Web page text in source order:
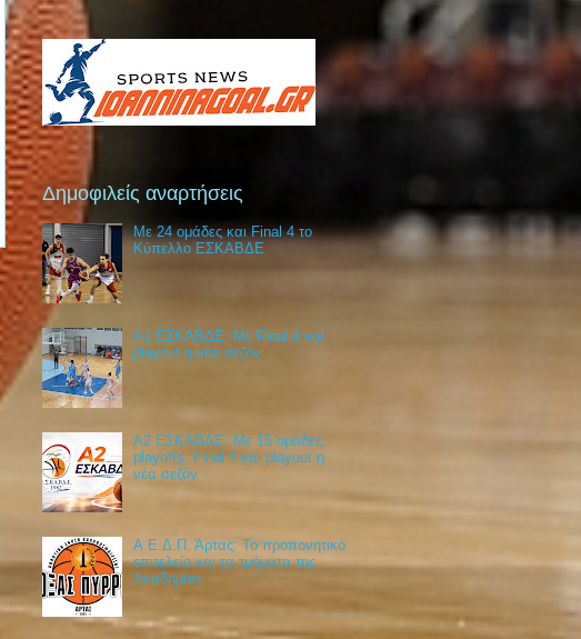
Δημοφιλείς αναρτήσεις
Με 24 ομάδες και Final 4 το
Κύπελλο ΕΣΚΑΒΔΕ
Α1 ΕΣΚΑΒΔΕ: Με Final 4 και
playout η νέα σεζόν
Α2 ΕΣΚΑΒΔΕ: Με 15 ομάδες,
playoffs, Final 4 και playout η
νέα σεζόν
Α.Ε.Δ.Π. Άρτας: Το προπονητικό
επιτελείο και τα τμήματα της
Ακαδημίας